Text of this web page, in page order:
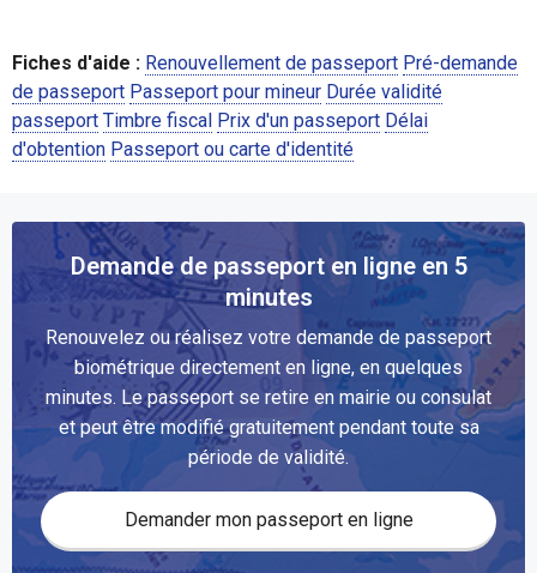
Fiches d'aide : Renouvellement de passeport Pré-demande
de passeport Passeport pour mineur Durée validité
passeport Timbre fiscal Prix d'un passeport Délai
d'obtention Passeport ou carte d'identité
Demande de passeport en ligne en 5
minutes
Renouvelez ou réalisez votre demande de passeport
biométrique directement en ligne, en quelques
minutes. Le passeport se retire en mairie ou consulat
et peut être modifié gratuitement pendant toute sa
période de validité.
Demander mon passeport en ligne